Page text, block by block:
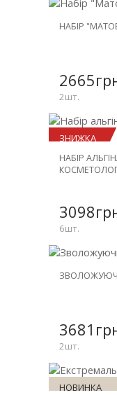
НОВИНКА
-25%
НАБІР
2шт.
ЗНИЖКА
-23%
НАБІР
6шт.
НОВИНКА
-30%
2шт.
НОВИНКА